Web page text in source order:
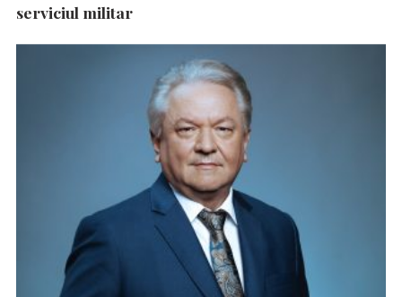
serviciul militar